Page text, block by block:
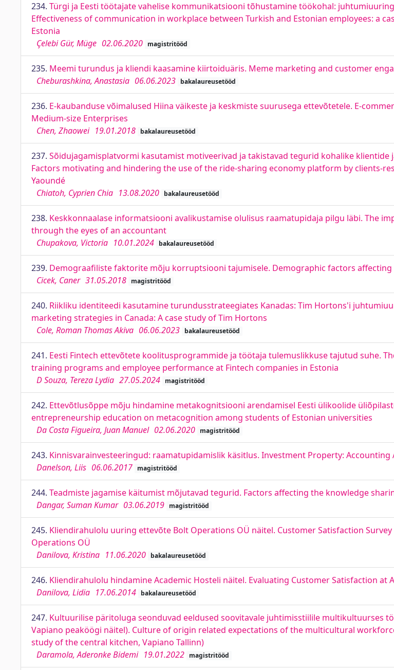
234. Türgi ja Eesti töötajate vahelise kommunikatsiooni tõhustamine töökohal:
Effectiveness of communication in workplace between Turkish and Estonian employees: a
Estonia
Çelebi Gür, Müge 02.06.2020 magistritööd
235. Meemi turundus ja kliendi kaasamine kiirtoiduäris. Meme marketing and customer
Cheburashkina, Anastasia 06.06.2023 bakalaureusetööd
236. E-kaubanduse võimalused Hiina väikeste ja keskmiste suurusega ettevõtetele. E-
Medium-size Enterprises
Chen, Zhaowei 19.01.2018 bakalaureusetööd
237. Sõidujagamisplatvormi kasutamist motiveerivad ja takistavad tegurid kohalike klientide
Factors motivating and hindering the use of the ride-sharing economy platform by clients-
Yaoundé
Chiatoh, Cyprien Chia 13.08.2020 bakalaureusetööd
238. Keskkonnaalase informatsiooni avalikustamise olulisus raamatupidaja pilgu läbi. The
through the eyes of an accountant
Chupakova, Victoria 10.01.2024 bakalaureusetööd
239. Demograafiliste faktorite mõju korruptsiooni tajumisele. Demographic factors
Cicek, Caner 31.05.2018 magistritööd
240. Riikliku identiteedi kasutamine turundusstrateegiates Kanadas: Tim Hortons'i
marketing strategies in Canada: A case study of Tim Hortons
Cole, Roman Thomas Akiva 06.06.2023 bakalaureusetööd
241. Eesti Fintech ettevõtete koolitusprogrammide ja töötaja tulemuslikkuse tajutud suhe.
training programs and employee performance at Fintech companies in Estonia
D Souza, Tereza Lydia 27.05.2024 magistritööd
242. Ettevõtlusõppe mõju hindamine metakognitsiooni arendamisel Eesti ülikoolide
entrepreneurship education on metacognition among students of Estonian universities
Da Costa Figueira, Juan Manuel 02.06.2020 magistritööd
243. Kinnisvarainvesteeringud: raamatupidamislik käsitlus. Investment Property: Accounting
Danelson, Liis 06.06.2017 magistritööd
244. Teadmiste jagamise käitumist mõjutavad tegurid. Factors affecting the knowledge
Dangar, Suman Kumar 03.06.2019 magistritööd
245. Kliendirahulolu uuring ettevõte Bolt Operations OÜ näitel. Customer Satisfaction
Operations OÜ
Danilova, Kristina 11.06.2020 bakalaureusetööd
246. Kliendirahulolu hindamine Academic Hosteli näitel. Evaluating Customer Satisfaction at
Danilova, Lidia 17.06.2014 bakalaureusetööd
247. Kultuurilise päritoluga seonduvad eeldused soovitavale juhtimisstiilile multikultuurses
Vapiano peaköögi näitel). Culture of origin related expectations of the multicultural
study of the central kitchen, Vapiano Tallinn)
Daramola, Aderonke Bidemi 19.01.2022 magistritööd